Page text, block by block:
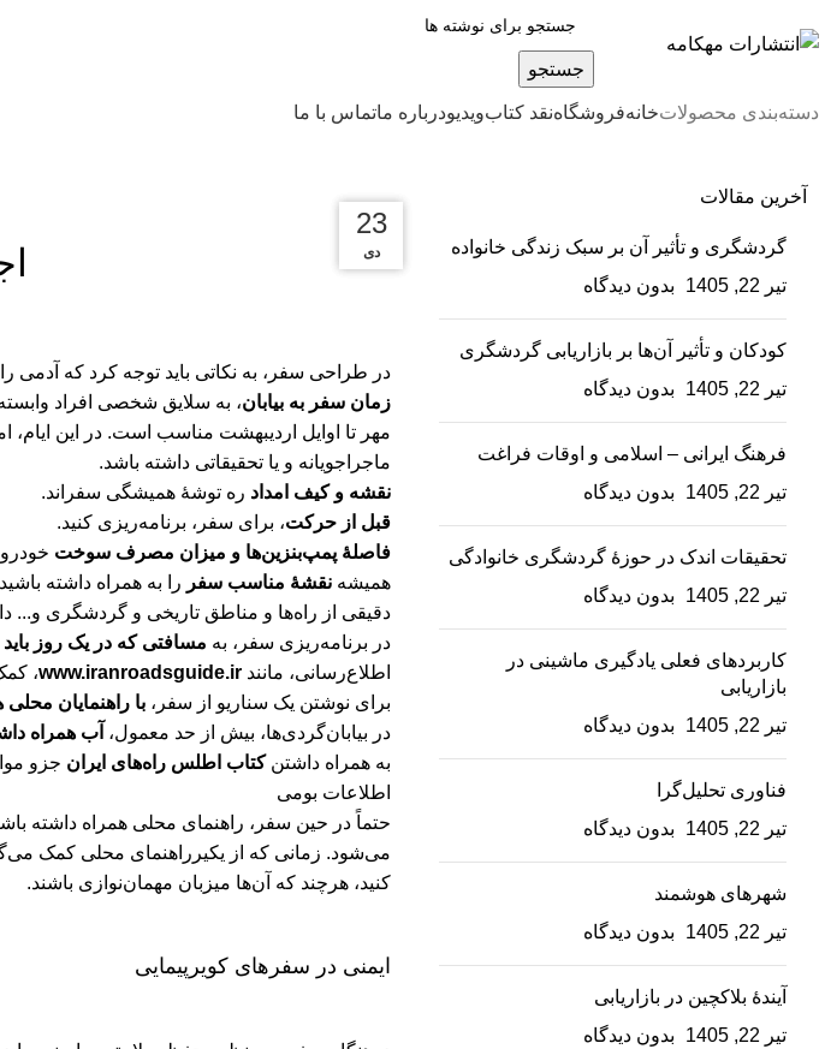
جستجو
دسته‌بندی محصولاتخانهفروشگاهنقد کتابویدیودرباره‌ ماتماس با ما
در طراحی سفر، به نکاتی باید توجه کرد که آدمی
زمان سفر به بیابان، به سلایق شخصی افراد
مهر تا اوایل اردیبهشت مناسب است. در این
ماجراجویانه و یا تحقیقاتی داشته باشد.
نقشه و کیف امداد ره توشۀ همیشگی سفراند.
قبل از حرکت، برای سفر، برنامه‌ریزی کنید.
فاصلۀ پمپ‌بنزین‌ها و میزان مصرف سوخت
همیشه نقشۀ مناسب سفر را به همراه داشته
دقیقی از راه‌ها و مناطق تاریخی و گردشگری و...
در برنامه‌ریزی سفر، به مسافتی که در یک روز
اطلاع‌رسانی، مانند
،
برای نوشتن یک سناریو از سفر، با راهنمایان
در بیابان‌گردی‌ها، بیش از حد معمول، آب همراه
به همراه داشتنکتاب اطلس راه‌های ایران جزو
اطلاعات بومی
حتماً در حین سفر، راهنمای محلی همراه داشته
می‌شود. زمانی که از یکیرراهنمای محلی کمک
کنید، هرچند که آن‌ها میزبان مهمان‌نوازی باشند.
ایمنی در سفرهای کویرپیمایی
23
دی
23
دی
23
دی
آخرین مقالات
گردشگری و تأثیر آن بر سبک زندگی خانواده
تیر 22, 1405
بدون دیدگاه
کودکان و تأثیر آن‌ها بر بازاریابی گردشگری
تیر 22, 1405
بدون دیدگاه
فرهنگ ایرانی – اسلامی و اوقات فراغت
تیر 22, 1405
بدون دیدگاه
تحقیقات اندک در حوزۀ گردشگری خانوادگی
تیر 22, 1405
بدون دیدگاه
کاربردهای فعلی یادگیری ماشینی در
بازاریابی
تیر 22, 1405
بدون دیدگاه
فناوری تحلیل‌گرا
تیر 22, 1405
بدون دیدگاه
شهرهای هوشمند
تیر 22, 1405
بدون دیدگاه
آیندۀ بلاکچین در بازاریابی
تیر 22, 1405
بدون دیدگاه